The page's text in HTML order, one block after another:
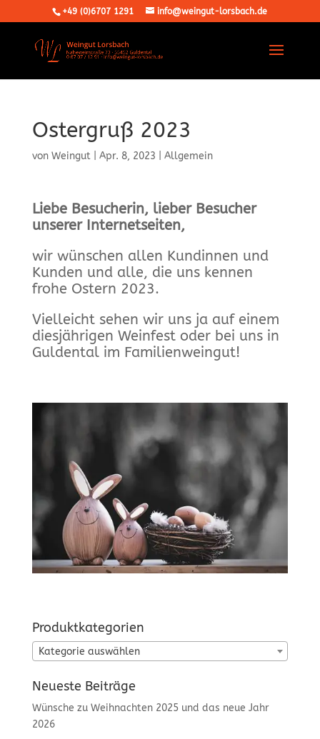
+49 (0)6707 1291 info@weingut-lorsbach.de
Ostergruß 2023
von Weingut| Apr. 8, 2023 Allgemein
Liebe Besucherin, lieber Besucher
unserer Internetseiten,
wir wünschen allen Kundinnen und
Kunden und alle, die uns kennen
frohe Ostern 2023.
Vielleicht sehen wir uns ja auf einem
diesjährigen Weinfest oder bei uns in
Guldental im Familienweingut!
Produktkategorien
Kategorie auswählen
Neueste Beiträge
Wünsche zu Weihnachten 2025 und das neue Jahr
2026